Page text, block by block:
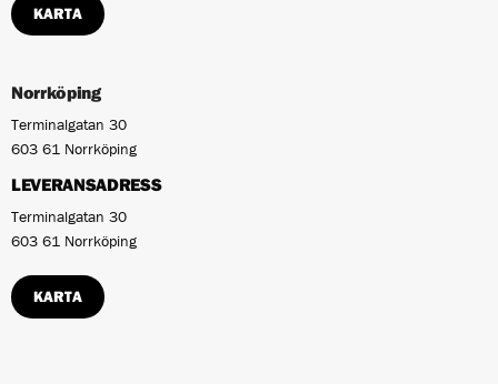
KARTA
Norrköping
Terminalgatan 30
603 61 Norrköping
LEVERANSADRESS
Terminalgatan 30
603 61 Norrköping
KARTA